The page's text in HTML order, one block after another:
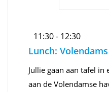
11:30 - 12:30
Lunch:
Jullie gaan aan tafel in
aan de Volendamse